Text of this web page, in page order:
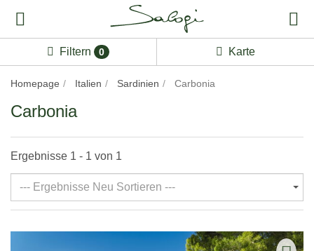
Filtern 0 Karte
Homepage Italien Sardinien Carbonia
Carbonia
Ergebnisse 1 - 1 von 1
--- Ergebnisse Neu Sortieren ---